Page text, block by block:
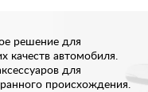
решение для
качеств автомобиля.
для
происхождения.